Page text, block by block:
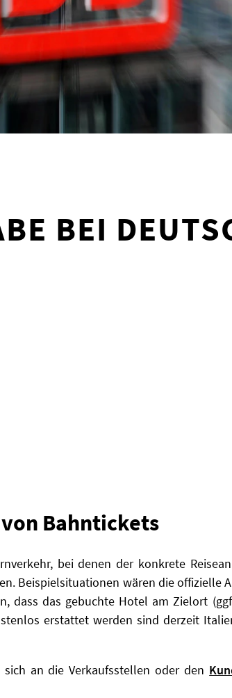
BEI
Bahntickets
bei denen der konkrete
Beispielsituationen wären die offizielle
dass das gebuchte Hotel am Zielort
erstattet werden sind derzeit
an die Verkaufsstellen oder den